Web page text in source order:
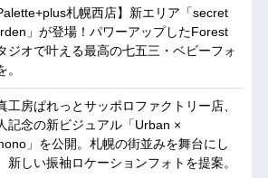
Palette+plus札幌西店】新エリア「secret
」が登場！パワーアップしたForest
ジオで叶える最高の七五三・ベビーフォ
。
工房ぱれっとサッポロファクトリー店、
記念の新ビジュアル「Urban ×
」を公開。札幌の街並みを舞台にし
新しい振袖ロケーションフォトを提案。